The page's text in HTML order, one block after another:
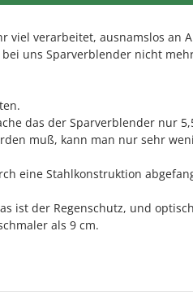
viel verarbeitet, ausnamslos an
uns Sparverblender nicht
das der Sparverblender nur
muß, kann man nur sehr
eine Stahlkonstruktion
ist der Regenschutz, und
als 9 cm.